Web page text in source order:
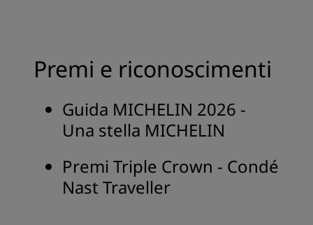
Premi e riconoscimenti
Guida MICHELIN 2026 -
Una stella MICHELIN
Premi Triple Crown - Condé
Nast Traveller